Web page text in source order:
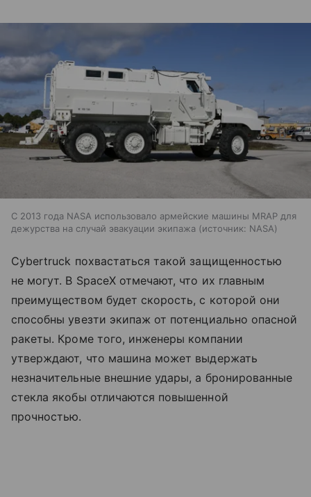
С 2013 года NASA использовало армейские машины MRAP для
дежурства на случай эвакуации экипажа
источник: NASA
Cybertruck похвастаться такой защищенностью
не могут. В SpaceX отмечают, что их главным
преимуществом будет скорость, с которой они
способны увезти экипаж от потенциально опасной
ракеты. Кроме того, инженеры компании
утверждают, что машина может выдержать
незначительные внешние удары, а бронированные
стекла якобы отличаются повышенной
прочностью.